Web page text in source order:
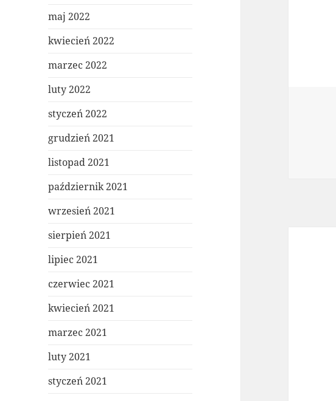
maj 2022
kwiecień 2022
marzec 2022
luty 2022
styczeń 2022
grudzień 2021
listopad 2021
październik 2021
wrzesień 2021
sierpień 2021
lipiec 2021
czerwiec 2021
kwiecień 2021
marzec 2021
luty 2021
styczeń 2021